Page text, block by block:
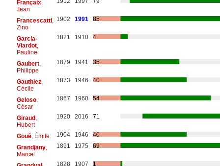
Françaix,
Jean
Francescatti,
Zino
1902 1991 85
Garcia-
Viardot,
Pauline
1821 1910 4
Gaubert,
Philippe
1879 1941 35
Gauthiez,
Cécile
1873 1946 40
Geloso,
César
1867 1960 54
Giraud,
Hubert
1920 2016 71
Goué, Émile 1904 1946
40
Grandjany,
Marcel
1891 1975 69
1828 1907 1